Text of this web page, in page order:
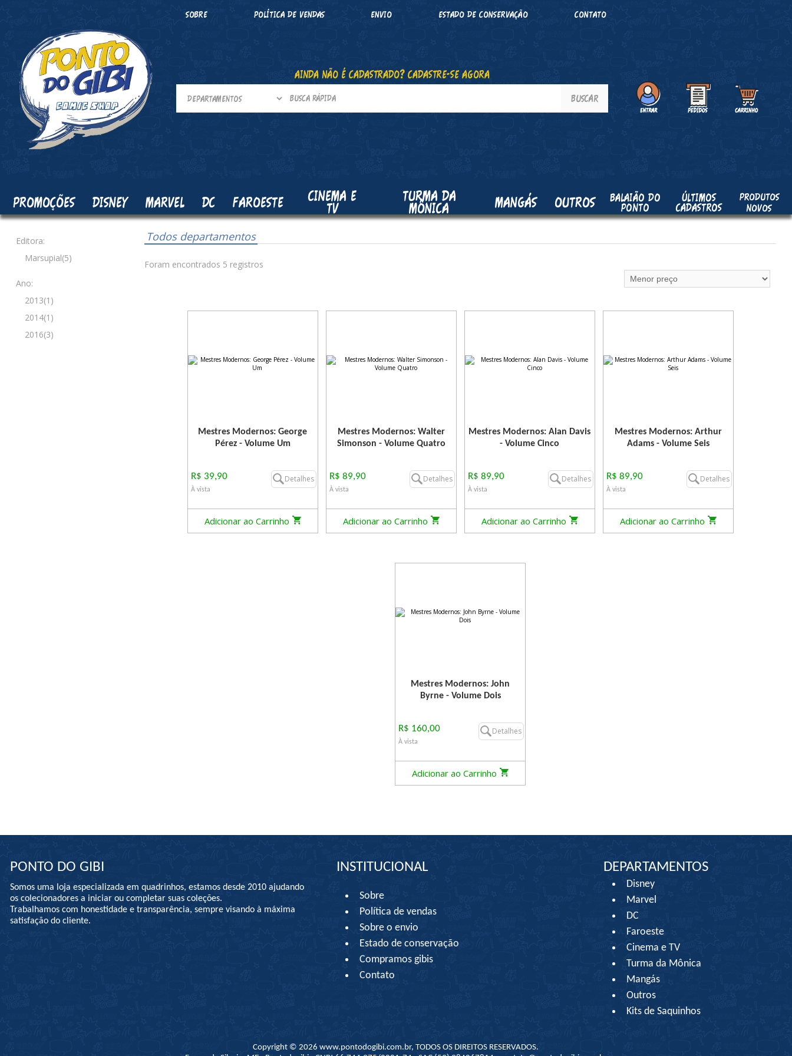
SOBRE POLÍTICA DE VENDAS ENVIO ESTADO DE CONSERVAÇÃO CONTATO
AINDA NÃO É CADASTRADO? CADASTRE-SE AGORA
PROMOÇÕES DISNEY MARVEL DC FAROESTE CINEMA E
TV
TURMA DA
MÔNICA MANGÁS OUTROS BALAIÃO DO
PONTO
ÚLTIMOS
CADASTROS
PRODUTOS
NOVOS
Editora:
Marsupial(5)
Ano:
2013(1)
2014(1)
2016(3)
Todos departamentos
Foram encontrados 5 registros
Mestres Modernos: George
Pérez - Volume Um
R$ 39,90
À vista
Detalhes
Adicionar ao Carrinho
Mestres Modernos: Walter
Simonson - Volume Quatro
R$ 89,90
À vista
Detalhes
Adicionar ao Carrinho
Mestres Modernos: Alan Davis
- Volume Cinco
R$ 89,90
À vista
Detalhes
Adicionar ao Carrinho
Mestres Modernos: Arthur
Adams - Volume Seis
R$ 89,90
À vista
Detalhes
Adicionar ao Carrinho
Mestres Modernos: John
Byrne - Volume Dois
R$ 160,00
À vista
Detalhes
Adicionar ao Carrinho
PONTO DO GIBI
Somos uma loja especializada em quadrinhos, estamos desde 2010 ajudando
os colecionadores a iniciar ou completar suas coleções.
Trabalhamos com honestidade e transparência, sempre visando à máxima
satisfação do cliente.
INSTITUCIONAL
Sobre
Política de vendas
Sobre o envio
Estado de conservação
Compramos gibis
Contato
DEPARTAMENTOS
Disney
Marvel
DC
Faroeste
Cinema e TV
Turma da Mônica
Mangás
Outros
Kits de Saquinhos
Copyright © 2026 www.pontodogibi.com.br, TODOS OS DIREITOS RESERVADOS.